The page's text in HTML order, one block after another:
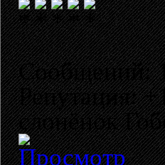
Сообщений:
Репутация:
слонёнок